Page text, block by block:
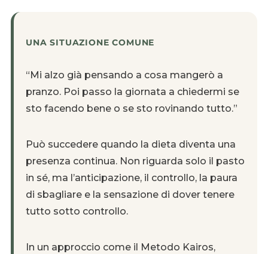
UNA SITUAZIONE COMUNE
“Mi alzo già pensando a cosa mangerò a
pranzo. Poi passo la giornata a chiedermi se
sto facendo bene o se sto rovinando tutto.”
Può succedere quando la dieta diventa una
presenza continua. Non riguarda solo il pasto
in sé, ma l’anticipazione, il controllo, la paura
di sbagliare e la sensazione di dover tenere
tutto sotto controllo.
In un approccio come il Metodo Kairos,